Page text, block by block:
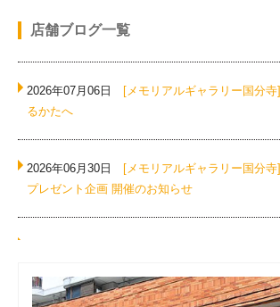
店舗ブログ一覧
2026年07月06日 [メモリアルギャラリー国分寺]
るかたへ
2026年06月30日 [メモリアルギャラリー国分寺]
プレゼント企画 開催のお知らせ